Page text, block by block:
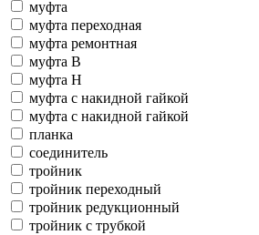
муфта
муфта переходная
муфта ремонтная
муфта В
муфта Н
муфта с накидной гайкой
муфта с накидной гайкой
планка
соединитель
тройник
тройник переходный
тройник редукционный
тройник с трубкой